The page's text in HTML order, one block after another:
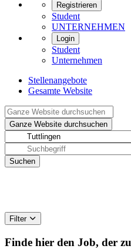
Registrieren
Student
UNTERNEHMEN
Login
Student
Unternehmen
Stellenangebote
Gesamte Website
Filter
Finde hier den Job, der